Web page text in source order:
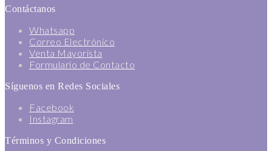
Contáctanos
Whatsapp
Correo Electrónico
Venta Mayorista
Formulario de Contacto
Síguenos en Redes Sociales
Facebook
Instagram
Términos y Condiciones